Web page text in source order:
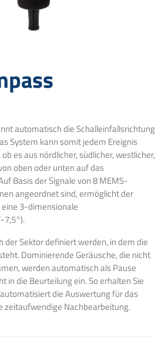
automatisch die Schalleinfallsrichtung
System kann somit jedem Ereignis
es aus nördlicher, südlicher, westlicher,
oben oder unten auf das
Basis der Signale von 8 MEMS-
angeordnet sind, ermöglicht der
3-dimensionale
7,5°).
der Sektor definiert werden, in dem die
Dominierende Geräusche, die nicht
werden automatisch als Pause
in die Beurteilung ein. So erhalten Sie
die Auswertung für das
zeitaufwendige Nachbearbeitung.